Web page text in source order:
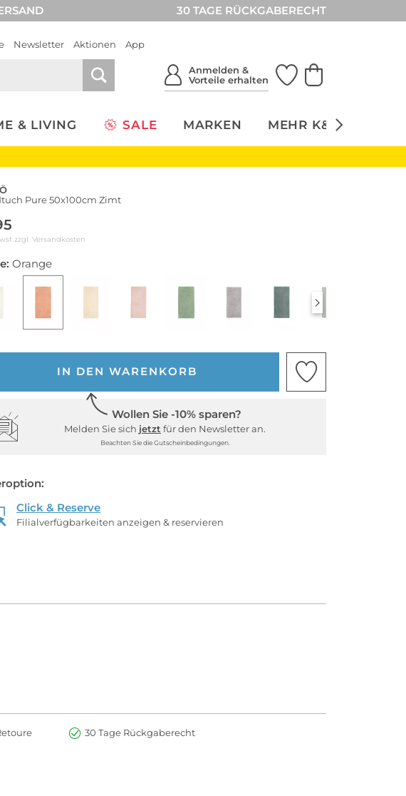
30 TAGE RÜCKGABERECHT
Newsletter Aktionen App
Anmelden &
Vorteile erhalten
& LIVING SALE MARKEN MEHR K&Ö
Pure 50x100cm Zimt
zzgl. Versandkosten
Orange
IN DEN WARENKORB
Wollen Sie -10% sparen?
Melden Sie sich jetzt für den Newsletter an.
Beachten Sie die Gutscheinbedingungen.
Click & Reserve
Filialverfügbarkeiten anzeigen & reservieren
30 Tage Rückgaberecht